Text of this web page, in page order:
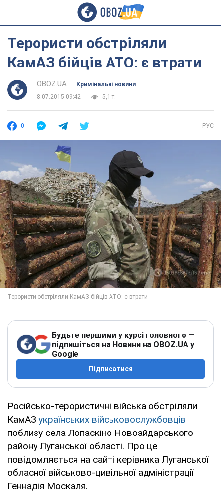
Терористи обстріляли
КамАЗ бійців АТО: є втрати
OBOZ.UA
Кримінальні новини
8.07.2015 09:42
5,1 т.
0 РУС
Будьте першими у курсі головного —
підпишіться на Новини на OBOZ.UA у
Google
Підписатися
Російсько-терористичні війська обстріляли
КамАЗ українських військовослужбовців
поблизу села Лопаскіно Новоайдарського
району Луганської області. Про це
повідомляється на сайті керівника Луганської
обласної військово-цивільної адміністрації
Геннадія Москаля.